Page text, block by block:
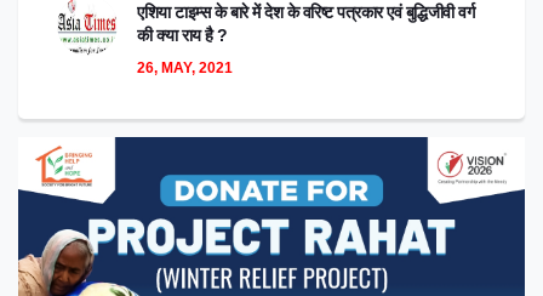
एशिया टाइम्स के बारे में देश के वरिष्ट पत्रकार एवं बुद्धिजीवी वर्ग
की क्या राय है ?
26, MAY, 2021